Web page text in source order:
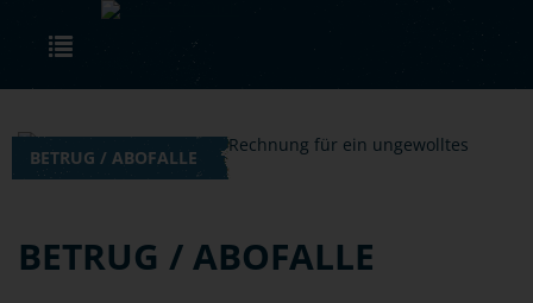
Skip to main content
BETRUG / ABOFALLE
BETRUG / ABOFALLE